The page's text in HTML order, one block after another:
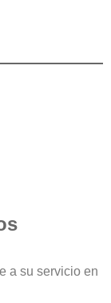
a su servicio en